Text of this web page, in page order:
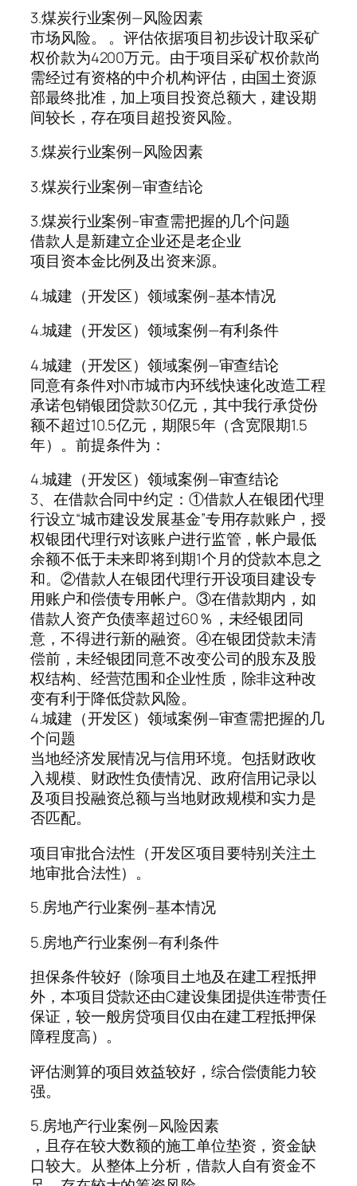
3.煤炭行业案例—风险因素
市场风险。 。评估依据项目初步设计取采矿
权价款为4200万元。由于项目采矿权价款尚
需经过有资格的中介机构评估，由国土资源
部最终批准，加上项目投资总额大，建设期
间较长，存在项目超投资风险。
3.煤炭行业案例—风险因素
3.煤炭行业案例—审查结论
3.煤炭行业案例–审查需把握的几个问题
借款人是新建立企业还是老企业
项目资本金比例及出资来源。
4.城建（开发区）领域案例–基本情况
4.城建（开发区）领域案例—有利条件
4.城建（开发区）领域案例—审查结论
同意有条件对N市城市内环线快速化改造工程
承诺包销银团贷款30亿元，其中我行承贷份
额不超过10.5亿元，期限5年（含宽限期1.5
年）。前提条件为：
4.城建（开发区）领域案例—审查结论
3、在借款合同中约定：①借款人在银团代理
行设立“城市建设发展基金”专用存款账户，授
权银团代理行对该账户进行监管，帐户最低
余额不低于未来即将到期1个月的贷款本息之
和。②借款人在银团代理行开设项目建设专
用账户和偿债专用帐户。③在借款期内，如
借款人资产负债率超过60％，未经银团同
意，不得进行新的融资。④在银团贷款未清
偿前，未经银团同意不改变公司的股东及股
权结构、经营范围和企业性质，除非这种改
变有利于降低贷款风险。
4.城建（开发区）领域案例—审查需把握的几
个问题
当地经济发展情况与信用环境。包括财政收
入规模、财政性负债情况、政府信用记录以
及项目投融资总额与当地财政规模和实力是
否匹配。
项目审批合法性（开发区项目要特别关注土
地审批合法性）。
5.房地产行业案例–基本情况
5.房地产行业案例—有利条件
担保条件较好（除项目土地及在建工程抵押
外，本项目贷款还由C建设集团提供连带责任
保证，较一般房贷项目仅由在建工程抵押保
障程度高）。
评估测算的项目效益较好，综合偿债能力较
强。
5.房地产行业案例—风险因素
，且存在较大数额的施工单位垫资，资金缺
口较大。从整体上分析，借款人自有资金不